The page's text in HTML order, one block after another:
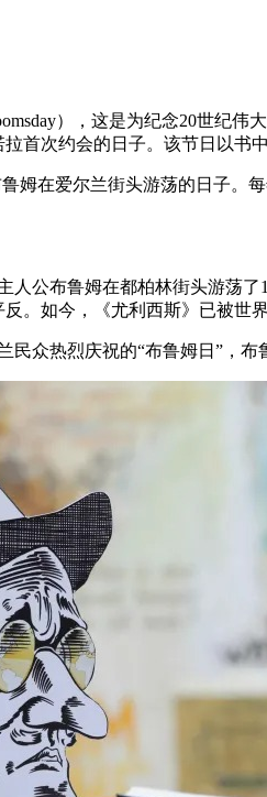
），这是为纪念20世纪
首次约会的日子。该节日以书
姆在爱尔兰街头游荡的日子。
人公布鲁姆在都柏林街头游荡
。如今，《尤利西斯》已被世
民众热烈庆祝的“布鲁姆日”，